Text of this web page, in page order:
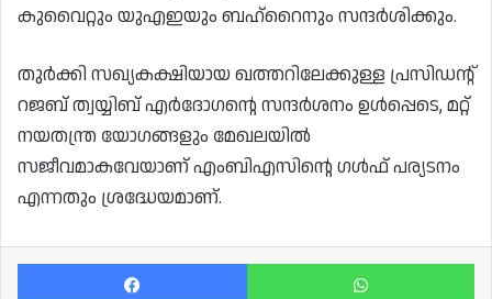
കുവൈറ്റും യുഎഇയും ബഹ്‌റൈനും സന്ദർശിക്കും.
തുർക്കി സഖ്യകക്ഷിയായ ഖത്തറിലേക്കുള്ള പ്രസിഡന്റ്
റജബ് ത്വയ്യിബ് എർദോഗന്റെ സന്ദർശനം ഉൾപ്പെടെ, മറ്റ്
നയതന്ത്ര യോഗങ്ങളും മേഖലയിൽ
സജീവമാകവേയാണ് എംബിഎസിന്റെ ഗൾഫ് പര്യടനം
എന്നതും ശ്രദ്ധേയമാണ്.
Facebook